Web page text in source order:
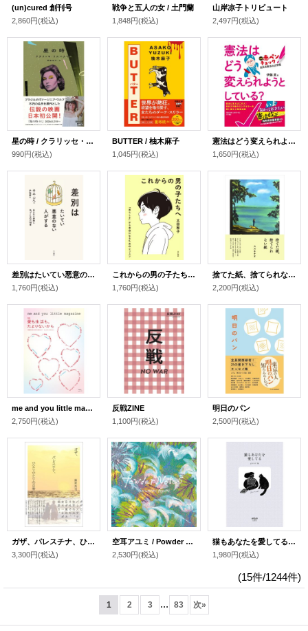
(un)cured 創刊号
2,860円(税込)
戦争と五人の女 / 土門蘭
1,848円(税込)
山岸凉子トリビュート
2,497円(税込)
星の時 / クラリッセ・リスペクトル (著), 福嶋伸洋 (翻訳)
990円(税込)
BUTTER / 柚木麻子
1,045円(税込)
憲法はどう変えられようとしている？ 新版 赤ペンチェック 自民党憲法改正草案 / 伊藤真
1,650円(税込)
差別はたいてい悪意のない人がする / キム・ジヘ (著), 尹怡景 (翻訳)
1,760円(税込)
これからの男の子たちへ 「男らしさ」から自由になるためのレッスン / 太田啓子
1,760円(税込)
捨てた紙、捨てられない紙 / スズキナオ
2,200円(税込)
me and you little magazine vol.1 特集：愛も生活も、たよりないから
2,750円(税込)
反戦ZINE
1,100円(税込)
明日のパン
2,500円(税込)
ガザ、パレスチナ、ひとりひとりの日常 / 藤原亮司
3,300円(税込)
空耳アユミ / Powder Notes (CD)
2,530円(税込)
猫もあなたを愛してる / gururi (編集)
1,980円(税込)
(15件/1244件)
1 2 3 ... 83 次»